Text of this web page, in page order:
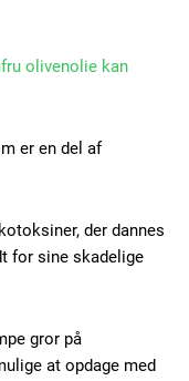
olivenolie kan
er en del af
der dannes
for sine skadelige
gror på
at opdage med